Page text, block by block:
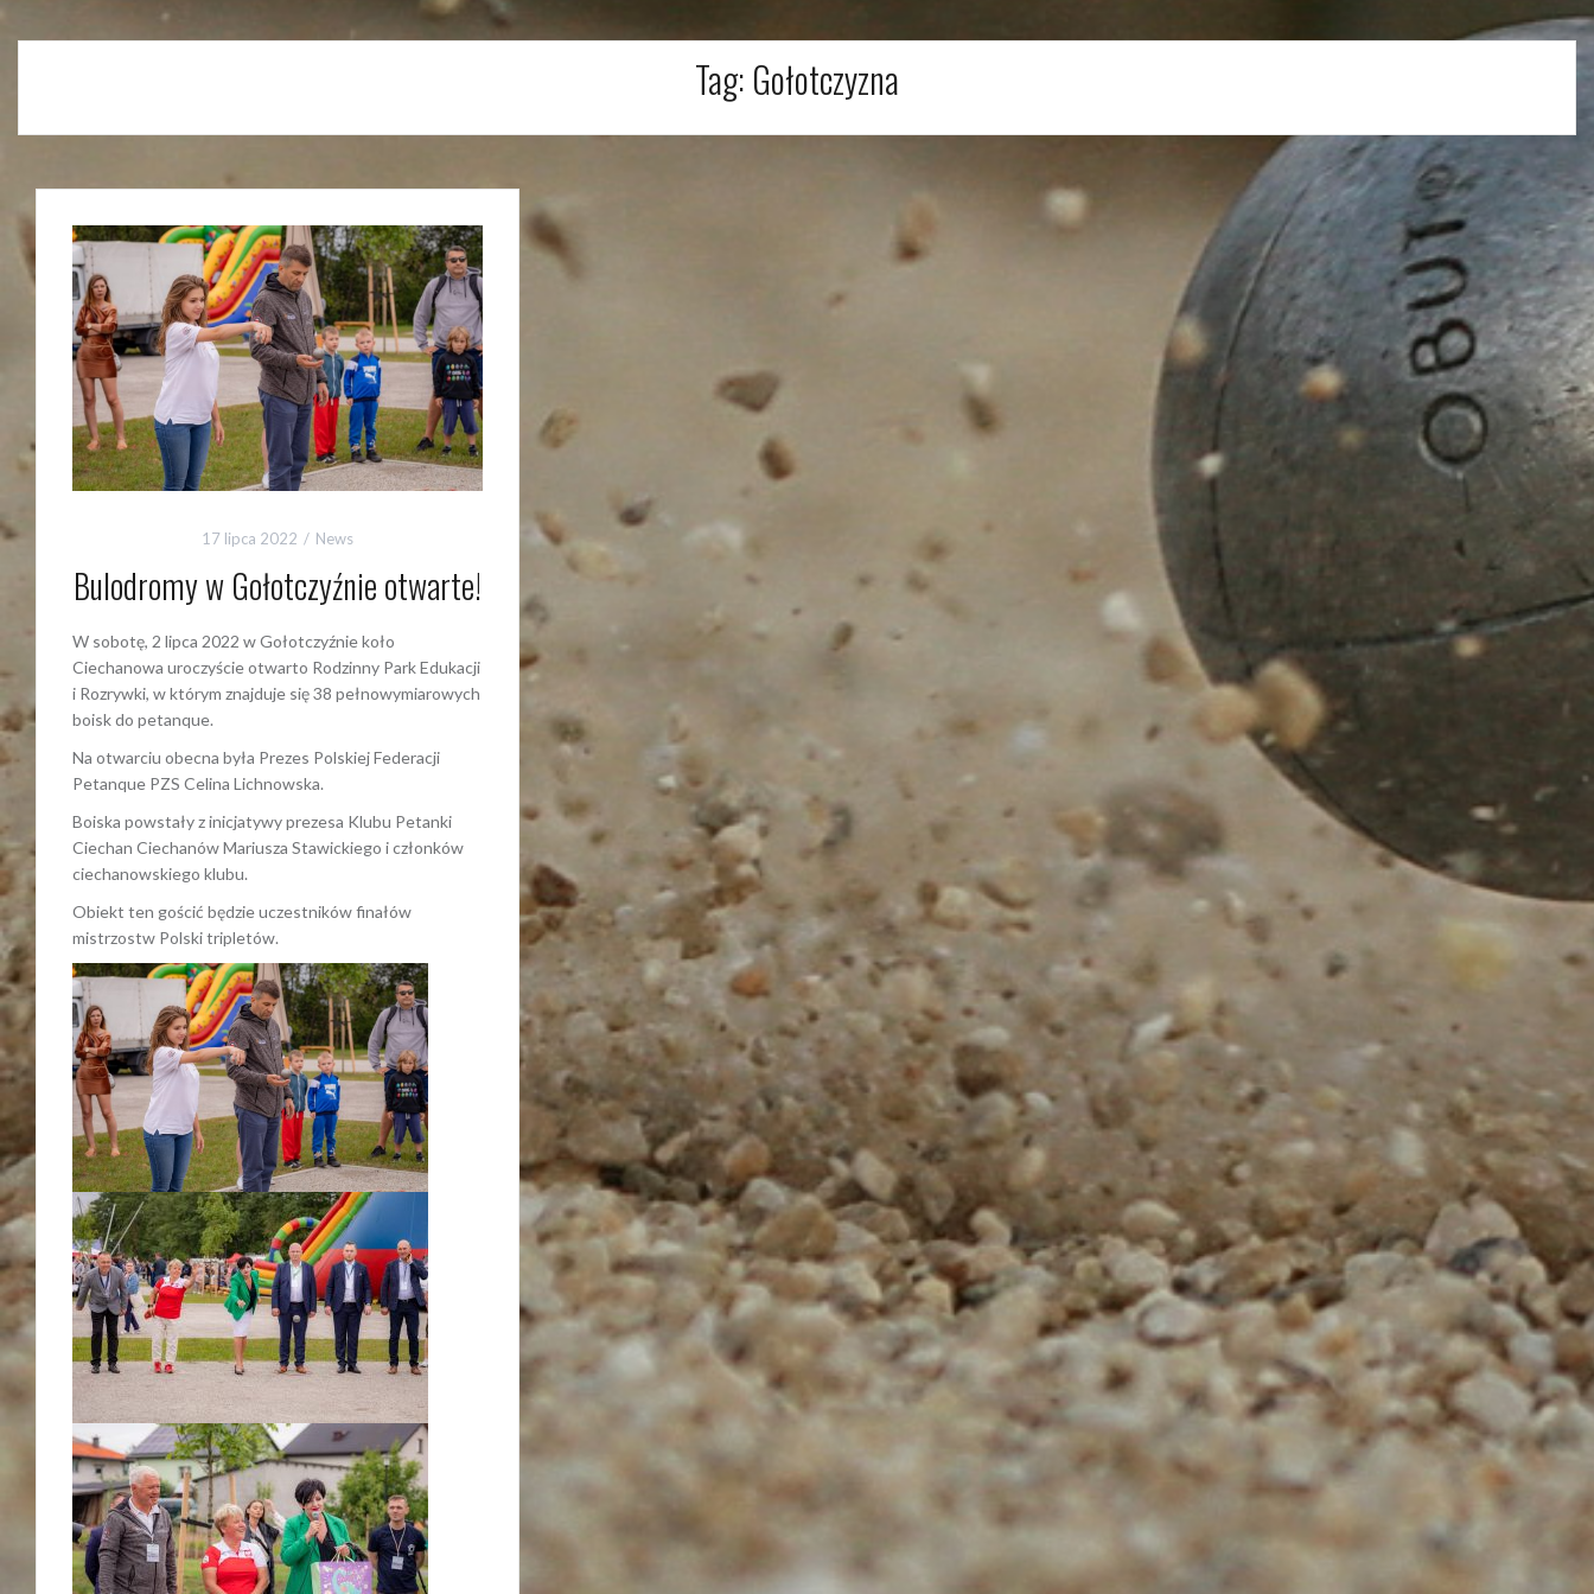
Tag: Gołotczyzna
17 lipca 2022 News
Bulodromy w Gołotczyźnie otwarte!
W sobotę, 2 lipca 2022 w Gołotczyźnie koło
Ciechanowa uroczyście otwarto Rodzinny Park Edukacji
i Rozrywki, w którym znajduje się 38 pełnowymiarowych
boisk do petanque.
Na otwarciu obecna była Prezes Polskiej Federacji
Petanque PZS Celina Lichnowska.
Boiska powstały z inicjatywy prezesa Klubu Petanki
Ciechan Ciechanów Mariusza Stawickiego i członków
ciechanowskiego klubu.
Obiekt ten gościć będzie uczestników finałów
mistrzostw Polski tripletów.